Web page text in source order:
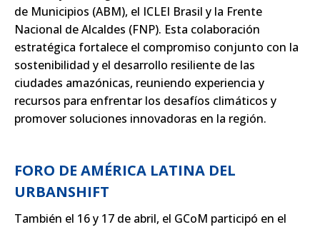
de Municipios (ABM), el ICLEI Brasil y la Frente
Nacional de Alcaldes (FNP). Esta colaboración
estratégica fortalece el compromiso conjunto con la
sostenibilidad y el desarrollo resiliente de las
ciudades amazónicas, reuniendo experiencia y
recursos para enfrentar los desafíos climáticos y
promover soluciones innovadoras en la región.
FORO DE AMÉRICA LATINA DEL
URBANSHIFT
También el 16 y 17 de abril, el GCoM participó en el